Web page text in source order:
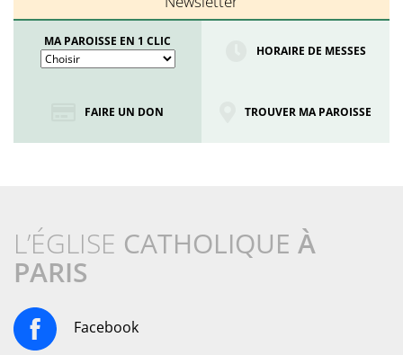
MA PAROISSE EN 1 CLIC
HORAIRE DE MESSES
FAIRE UN DON TROUVER MA PAROISSE
L’ÉGLISE CATHOLIQUE À
PARIS
Facebook